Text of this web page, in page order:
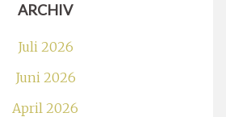
ARCHIV
Juli 2026
Juni 2026
April 2026